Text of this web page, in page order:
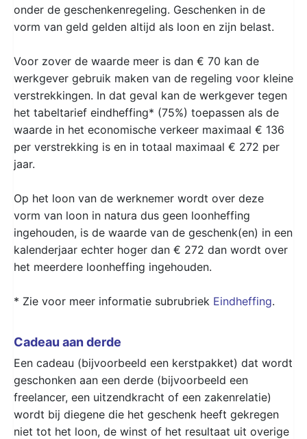
onder de geschenkenregeling. Geschenken in de
vorm van geld gelden altijd als loon en zijn belast.
Voor zover de waarde meer is dan € 70 kan de
werkgever gebruik maken van de regeling voor kleine
verstrekkingen. In dat geval kan de werkgever tegen
het tabeltarief eindheffing* (75%) toepassen als de
waarde in het economische verkeer maximaal € 136
per verstrekking is en in totaal maximaal € 272 per
jaar.
Op het loon van de werknemer wordt over deze
vorm van loon in natura dus geen loonheffing
ingehouden, is de waarde van de geschenk(en) in een
kalenderjaar echter hoger dan € 272 dan wordt over
het meerdere loonheffing ingehouden.
* Zie voor meer informatie subrubriek Eindheffing.
Cadeau aan derde
Een cadeau (bijvoorbeeld een kerstpakket) dat wordt
geschonken aan een derde (bijvoorbeeld een
freelancer, een uitzendkracht of een zakenrelatie)
wordt bij diegene die het geschenk heeft gekregen
niet tot het loon, de winst of het resultaat uit overige